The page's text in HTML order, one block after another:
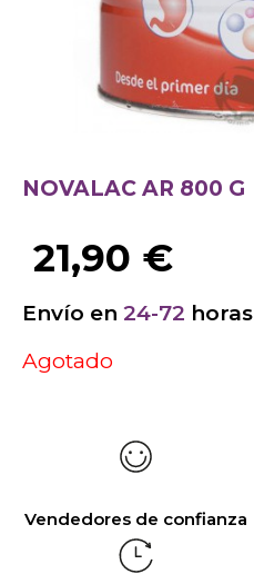
NOVALAC AR 800 G
21,90 €
Envío en 24-72 horas
Agotado
Vendedores de confianza